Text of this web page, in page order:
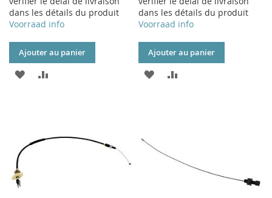
dans les détails du produit
Voorraad info
Ajouter au panier
AJOUTER
LISTE
dans les détails du produit
Voorraad info
Ajouter au panier
AJOUTER
D’ENVIE